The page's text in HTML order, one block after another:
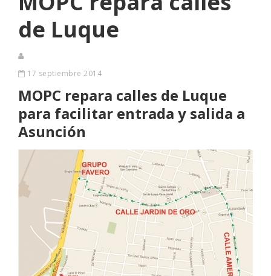
de Luque
17 septiembre 2014
MOPC repara calles de Luque
para facilitar entrada y salida a
Asunción